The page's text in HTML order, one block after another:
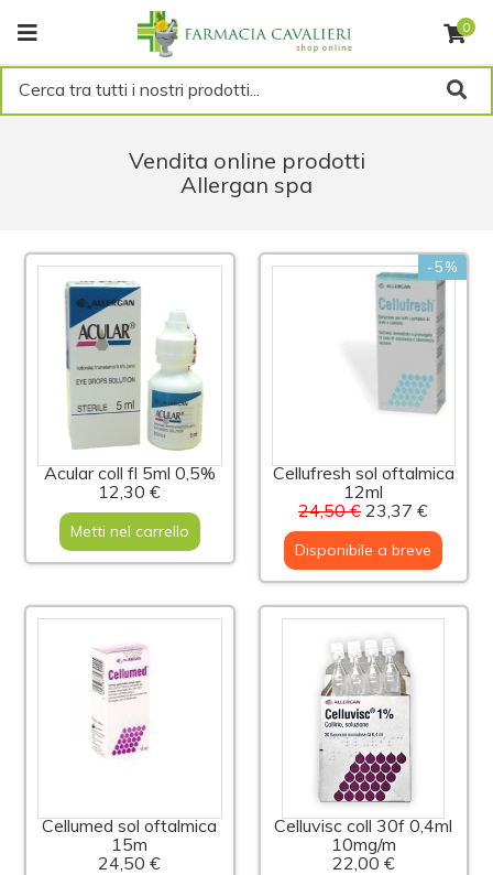
0
Cerca tra tutti i nostri prodotti...
Vendita online prodotti
Allergan spa
Acular coll fl 5ml 0,5%
12,30 €
Metti nel carrello
-5%
Cellufresh sol oftalmica
12ml
24,50 € 23,37 €
Disponibile a breve
Cellumed sol oftalmica
15m
24,50 €
Celluvisc coll 30f 0,4ml
10mg/m
22,00 €